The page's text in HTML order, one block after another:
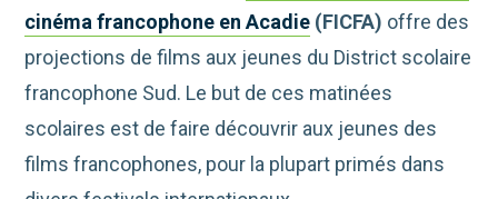
cinéma francophone en Acadie (FICFA) offre des
projections de films aux jeunes du District scolaire
francophone Sud. Le but de ces matinées
scolaires est de faire découvrir aux jeunes des
films francophones, pour la plupart primés dans